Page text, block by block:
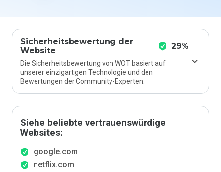
Sicherheitsbewertung der
Website
29%
Die Sicherheitsbewertung von WOT basiert auf
unserer einzigartigen Technologie und den
Bewertungen der Community-Experten.
Siehe beliebte vertrauenswürdige
Websites:
google.com
netflix.com